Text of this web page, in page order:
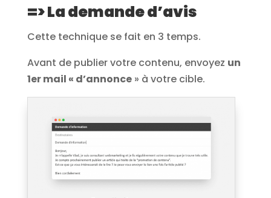
=> La demande d’avis
Cette technique se fait en 3 temps.
Avant de publier votre contenu, envoyez un
1er mail « d’annonce» à votre cible.